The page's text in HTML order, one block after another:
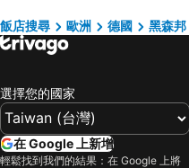
Hotel Lumière an der Messe
Hilton Garden Inn Frankfurt Airport
Adler Hotel Frankfurt
MEININGER Hotel Frankfurt Main / Airport
Hyatt Place Frankfurt Airport
飯店搜尋 歐洲 德國 黑森邦
選擇您的國家
在 Google 上新增
輕鬆找到我們的結果：在 Google 上將